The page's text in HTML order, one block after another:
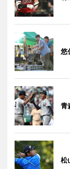
悠
青
松